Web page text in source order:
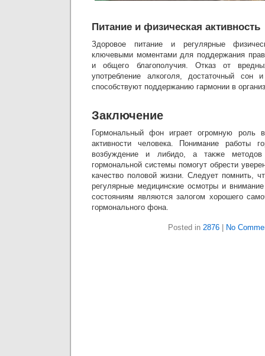
Питание и физическая активность
Здоровое питание и регулярные
ключевыми моментами для поддержания
и общего благополучия. Отказ от
употребление алкоголя, достаточный сон
способствуют поддержанию гармонии в
Заключение
Гормональный фон играет огромную роль в
активности человека. Понимание работы
возбуждение и либидо, а также методов
гормональной системы помогут обрести
качество половой жизни. Следует помнить,
регулярные медицинские осмотры и
состояниям являются залогом хорошего
гормонального фона.
Posted in 2876 No